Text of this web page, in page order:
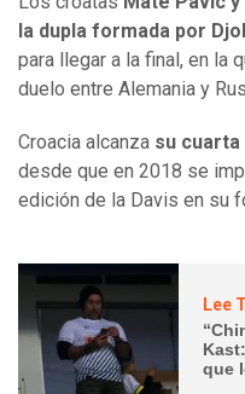
la dupla formada por
para llegar a la final, en la
duelo entre Alemania y
Croacia alcanza su cuarta
desde que en 2018 se
edición de la Davis en su
Lee
que